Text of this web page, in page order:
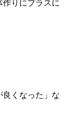
りにプラスに
良くなった」な